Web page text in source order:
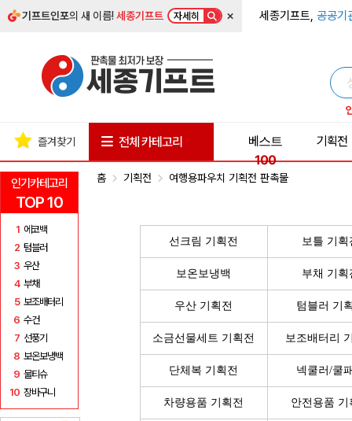
기프트인포의 새 이름!세종기프트 자세히 × 세종기프트, 공공기
인기카테고리
TOP 10
1 에코백
2 텀블러
3 우산
4 부채
5 보조배터리
6 수건
7 선풍기
8 보온보냉백
9 물티슈
10 장바구니
즐겨찾기 전체 카테고리
베스트
100
기획전
홈 기획전 여행용파우치 기획전 판촉물
선크림 기획전 보틀 기획
보온보냉백 부채 기획
우산 기획전 텀블러 기
소금선물세트 기획전 보조배터리
단체복 기획전 넥쿨러/쿨
차량용품 기획전 안전용품 기